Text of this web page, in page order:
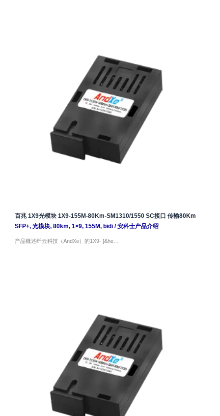
百兆 1X9光模块 1X9-155M-80Km-SM1310/1550 SC接口 传输80Km
SFP+, 光模块, 80km, 1×9, 155M, bidi/安科士产品介绍
产品概述纤云科技（AndXe）的1X9- [&he…